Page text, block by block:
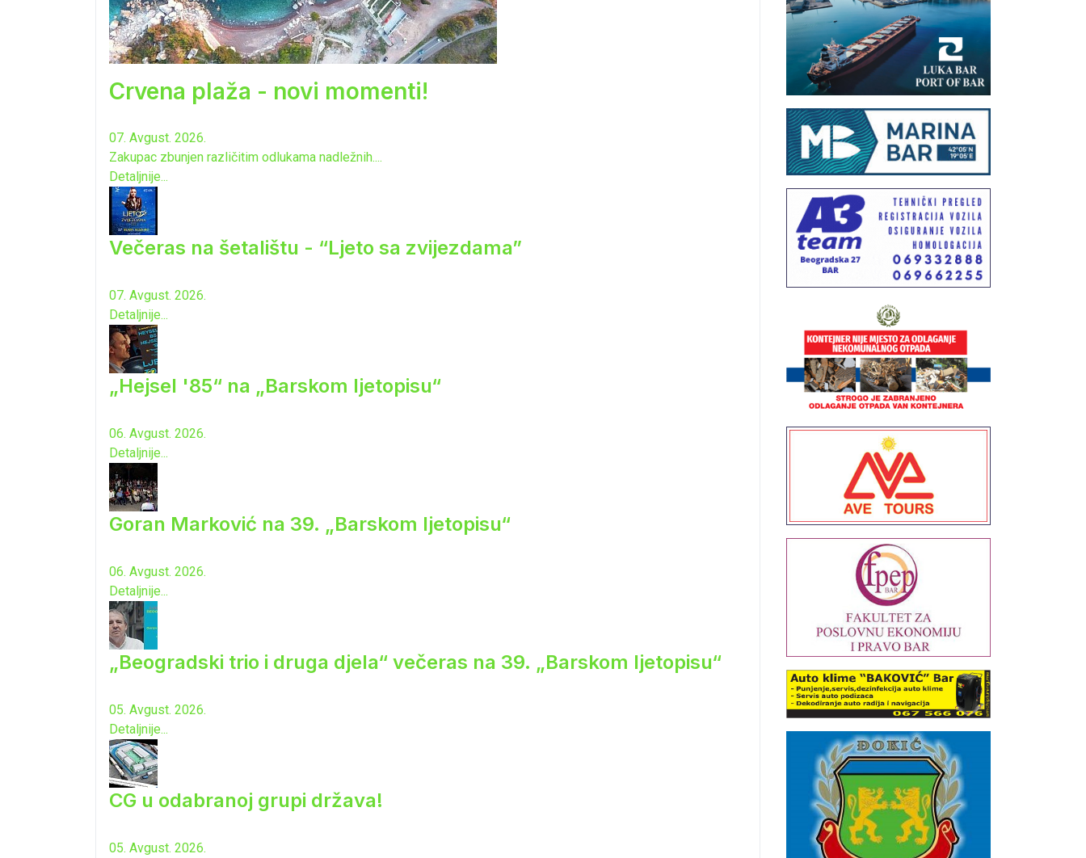
Crvena plaža - novi momenti!
07. Avgust. 2026.
Zakupac zbunjen različitim odlukama nadležnih....
Detaljnije...
Večeras na šetalištu - “Ljeto sa zvijezdama”
07. Avgust. 2026.
Detaljnije...
„Hejsel '85“ na „Barskom ljetopisu“
06. Avgust. 2026.
Detaljnije...
Goran Marković na 39. „Barskom ljetopisu“
06. Avgust. 2026.
Detaljnije...
„Beogradski trio i druga djela“ večeras na 39. „Barskom ljetopisu“
05. Avgust. 2026.
Detaljnije...
CG u odabranoj grupi država!
05. Avgust. 2026.